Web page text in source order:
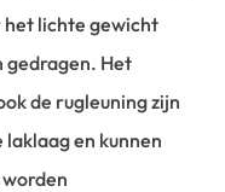
het lichte gewicht
gedragen. Het
de rugleuning zijn
en kunnen